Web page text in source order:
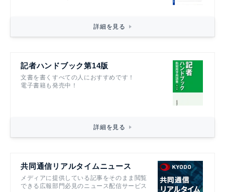
詳細を見る
記者ハンドブック第14版
文書を書くすべての人におすすめです！
電子書籍も発売中！
詳細を見る
共同通信リアルタイムニュース
メディアに提供している記事をそのまま閲覧
できる広報部門必見のニュース配信サービス